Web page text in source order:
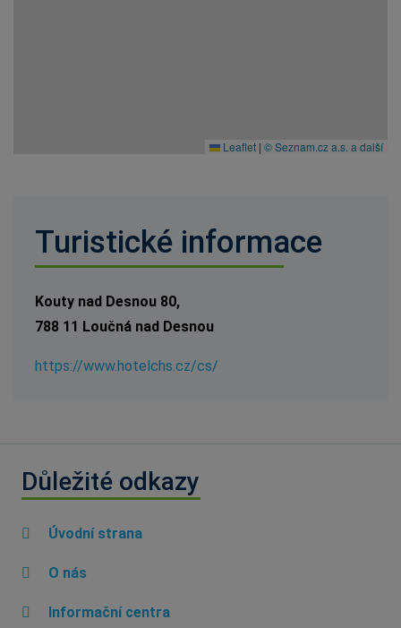
Leaflet | © Seznam.cz a.s. a další
Turistické informace
Kouty nad Desnou 80,
788 11 Loučná nad Desnou
https://www.hotelchs.cz/cs/
Důležité odkazy
Úvodní strana
O nás
Informační centra